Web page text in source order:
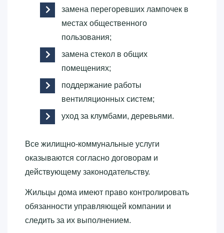
замена перегоревших лампочек в
местах общественного
пользования;
замена стекол в общих
помещениях;
поддержание работы
вентиляционных систем;
уход за клумбами, деревьями.
Все жилищно-коммунальные услуги
оказываются согласно договорам и
действующему законодательству.
Жильцы дома имеют право контролировать
обязанности управляющей компании и
следить за их выполнением.